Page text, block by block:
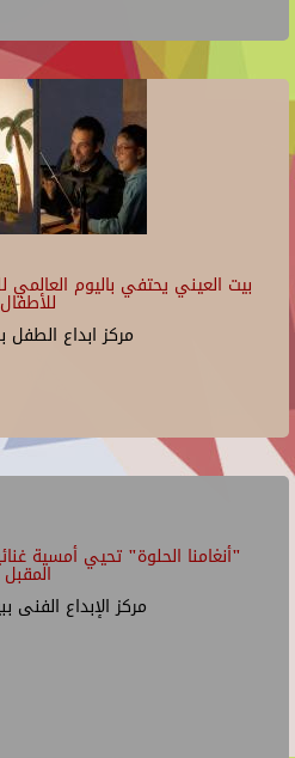
بيت العيني يحتفي باليوم العالمي
للأطفال
مركز ابداع الطفل
"أنغامنا الحلوة" تحيي أمسية
المقبل
مركز الإبداع الفنى